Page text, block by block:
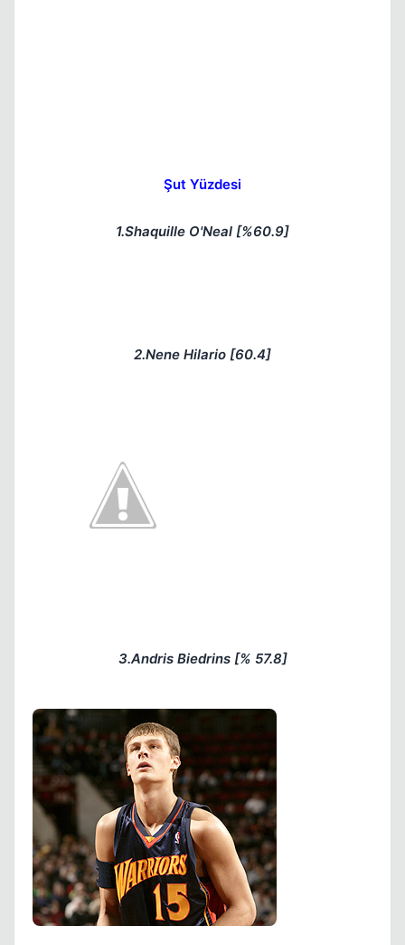
Şut Yüzdesi
1.Shaquille O'Neal [%60.9]
2.Nene Hilario [60.4]
3.Andris Biedrins [% 57.8]